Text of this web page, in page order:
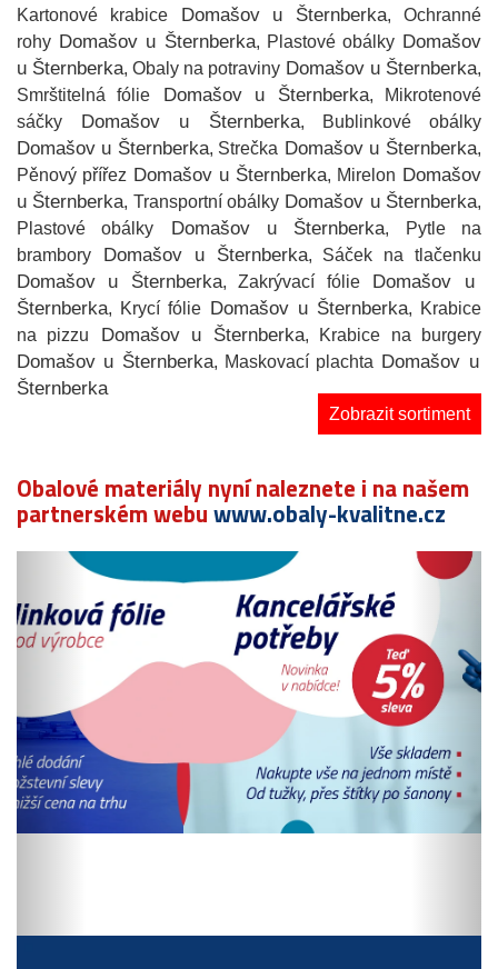
Kartonové krabiceDomašov u Šternberka, Ochranné
rohy Domašov u Šternberka, Plastové obálkyDomašov
u Šternberka, Obaly na potraviny Domašov u Šternberka,
Smrštitelná fólie Domašov u Šternberka, Mikrotenové
sáčky Domašov u Šternberka, Bublinkové obálky
Domašov u Šternberka, Strečka Domašov u Šternberka,
Pěnový přířez Domašov u Šternberka, Mirelon Domašov
u Šternberka, Transportní obálky Domašov u Šternberka,
Plastové obálky Domašov u Šternberka, Pytle na
brambory Domašov u Šternberka, Sáček na tlačenku
Domašov u Šternberka, Zakrývací fólieDomašov u
Šternberka, Krycí fólie Domašov u Šternberka, Krabice
na pizzu
Domašov u Šternberka, Krabice na burgery
Domašov u Šternberka, Maskovací plachta Domašov u
Šternberka
Zobrazit sortiment
Obalové materiály nyní naleznete i na našem
partnerském webuwww.obaly-kvalitne.cz
Předchozí